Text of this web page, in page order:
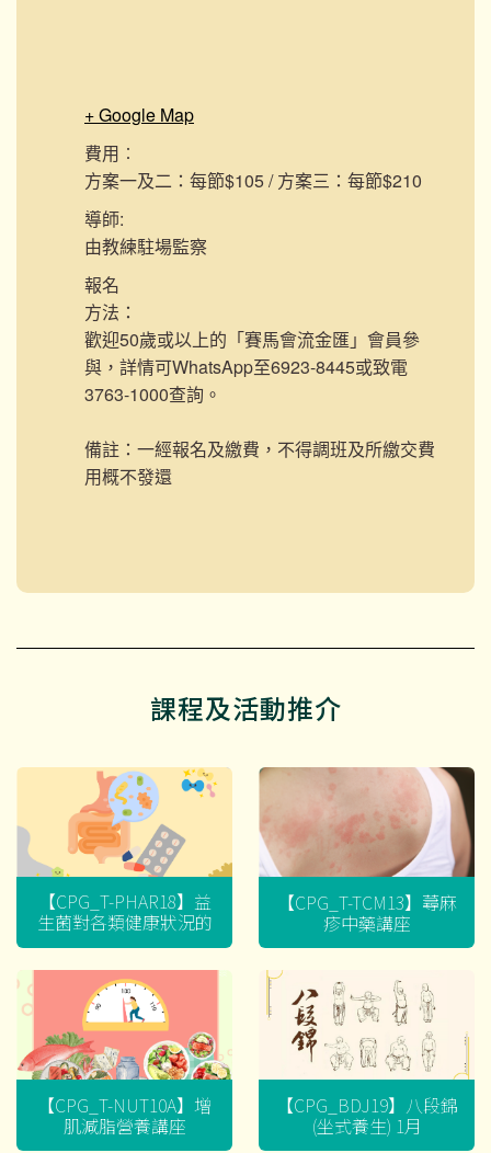
+ Google Map
費用︰
方案一及二：每節$105 / 方案三：每節$210
導師:
由教練駐場監察
報名
方法：
歡迎50歲或以上的「賽馬會流金匯」會員參
與，詳情可WhatsApp至6923-8445或致電
3763-1000查詢。
備註：一經報名及繳費，不得調班及所繳交費
用概不發還
課程及活動推介
【CPG_T-PHAR18】益
生菌對各類健康狀況的
迷思
【CPG_T-TCM13】蕁麻
疹中藥講座
【CPG_T-NUT10A】增
肌減脂營養講座
【CPG_BDJ19】八段錦
(坐式養生) 1月